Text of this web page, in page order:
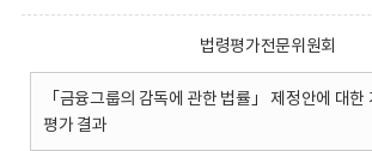
법령평가전문위원회
「금융그룹의 감독에 관한 법률」 제정안에 대한
평가 결과